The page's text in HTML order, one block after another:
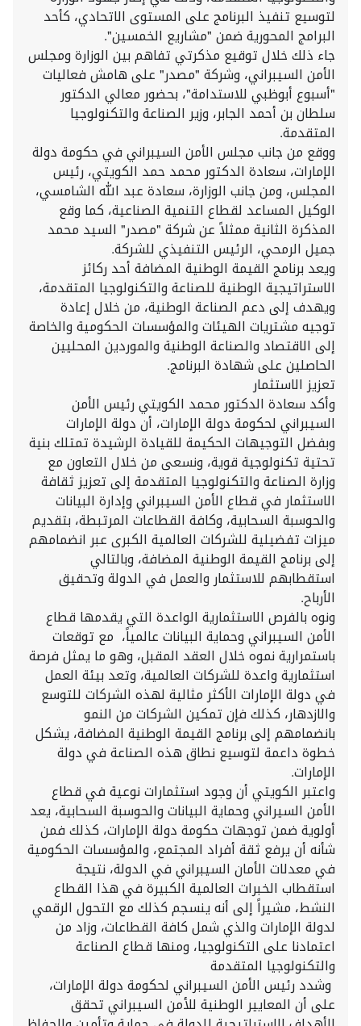
لتوسيع تنفيذ البرنامج على المستوى الاتحادي، كأحد
البرامج المحورية ضمن "مشاريع الخمسين".
جاء ذلك خلال توقيع مذكرتي تفاهم بين الوزارة ومجلس
الأمن السيبراني، وشركة "مصدر" على هامش فعاليات
"أسبوع أبوظبي للاستدامة"، بحضور معالي الدكتور
سلطان بن أحمد الجابر، وزير الصناعة والتكنولوجيا
المتقدمة.
ووقع من جانب مجلس الأمن السيبراني في حكومة دولة
الإمارات، سعادة الدكتور محمد حمد الكويتي، رئيس
المجلس، ومن جانب الوزارة، سعادة عبد الله الشامسي،
الوكيل المساعد لقطاع التنمية الصناعية، كما وقع
المذكرة الثانية ممثلاً عن شركة "مصدر" السيد محمد
جميل الرمحي، الرئيس التنفيذي للشركة.
ويعد برنامج القيمة الوطنية المضافة أحد ركائز
الاستراتيجية الوطنية للصناعة والتكنولوجيا المتقدمة،
ويهدف إلى دعم الصناعة الوطنية، من خلال إعادة
توجيه مشتريات الهيئات والمؤسسات الحكومية والخاصة
إلى الاقتصاد والصناعة الوطنية والموردين المحليين
الحاصلين على شهادة البرنامج.
تعزيز الاستثمار
وأكد سعادة الدكتور محمد الكويتي رئيس الأمن
السيبراني لحكومة دولة الإمارات، أن دولة الإمارات
وبفضل التوجيهات الحكيمة للقيادة الرشيدة تمتلك بنية
تحتية تكنولوجية قوية، ونسعى من خلال التعاون مع
وزارة الصناعة والتكنولوجيا المتقدمة إلى تعزيز ثقافة
الاستثمار في قطاع الأمن السيبراني وإدارة البيانات
والحوسبة السحابية، وكافة القطاعات المرتبطة، بتقديم
ميزات تفضيلية للشركات العالمية الكبرى عبر انضمامهم
إلى برنامج القيمة الوطنية المضافة، وبالتالي
استقطابهم للاستثمار والعمل في الدولة وتحقيق
الأرباح.
ونوه بالفرص الاستثمارية الواعدة التي يقدمها قطاع
الأمن السيبراني وحماية البيانات عالمياً، مع توقعات
باستمرارية نموه خلال العقد المقبل، وهو ما يمثل فرصة
استثمارية واعدة للشركات العالمية، وتعد بيئة العمل
في دولة الإمارات الأكثر مثالية لهذه الشركات للتوسع
والازدهار، كذلك فإن تمكين الشركات من النمو
بانضمامهم إلى برنامج القيمة الوطنية المضافة، يشكل
خطوة داعمة لتوسيع نطاق هذه الصناعة في دولة
الإمارات.
واعتبر الكويتي أن وجود استثمارات نوعية في قطاع
الأمن السيراني وحماية البيانات والحوسبة السحابية، يعد
أولوية ضمن توجهات حكومة دولة الإمارات، كذلك فمن
شأنه أن يرفع ثقة أفراد المجتمع، والمؤسسات الحكومية
في معدلات الأمان السيبراني في الدولة، نتيجة
استقطاب الخبرات العالمية الكبيرة في هذا القطاع
النشط، مشيراً إلى أنه ينسجم كذلك مع التحول الرقمي
لدولة الإمارات والذي شمل كافة القطاعات، وزاد من
اعتمادنا على التكنولوجيا، ومنها قطاع الصناعة
والتكنولوجيا المتقدمة
وشدد رئيس الأمن السيبراني لحكومة دولة الإمارات،
على أن المعايير الوطنية للأمن السيبراني تحقق